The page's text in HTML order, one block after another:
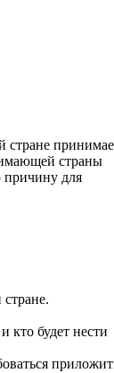
стране
страны
причину для
кто будет нести